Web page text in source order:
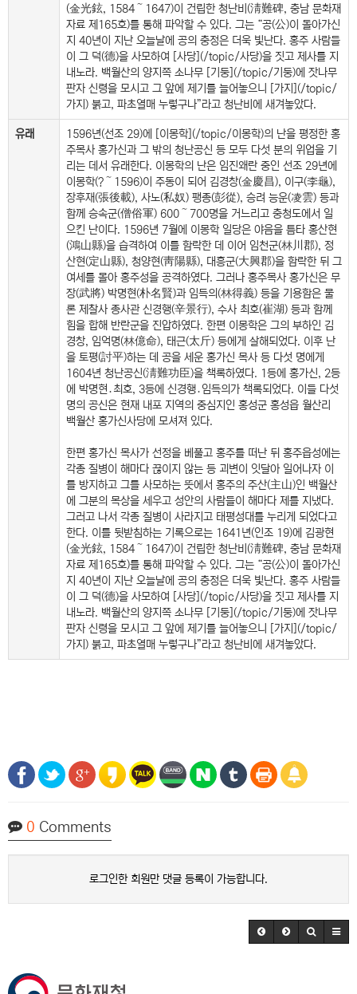
(金光鉉, 1584～1647)이 건립한 청난비(淸難碑, 충남 문화재
자료 제165호)를 통해 파악할 수 있다. 그는 “공(公)이 돌아가신
지 40년이 지난 오늘날에 공의 충정은 더욱 빛난다. 홍주 사람들
이 그 덕(德)을 사모하여 [사당](/topic/사당)을 짓고 제사를 지
내노라. 백월산의 양지쪽 소나무 [기둥](/topic/기둥)에 잣나무
판자 신령을 모시고 그 앞에 제기를 늘어놓으니 [가지](/topic/
가지) 붉고, 파초열매 누렇구나”라고 청난비에 새겨놓았다.
유래
1596년(선조 29)에 [이몽학](/topic/이몽학)의 난을 평정한 홍
주목사 홍가신과 그 밖의 청난공신 등 모두 다섯 분의 위업을 기
리는 데서 유래한다. 이몽학의 난은 임진왜란 중인 선조 29년에
이몽학(?～1596)이 주동이 되어 김경창(金慶昌), 이구(李龜),
장후재(張後載), 사노(私奴) 팽종(彭從), 승려 능운(凌雲) 등과
함께 승속군(僧俗軍) 600～700명을 거느리고 충청도에서 일
으킨 난이다. 1596년 7월에 이몽학 일당은 야음을 틈타 홍산현
(鴻山縣)을 습격하여 이를 함락한 데 이어 임천군(林川郡), 정
산현(定山縣), 청양현(靑陽縣), 대흥군(大興郡)을 함락한 뒤 그
여세를 몰아 홍주성을 공격하였다. 그러나 홍주목사 홍가신은 무
장(武將) 박명현(朴名賢)과 임득의(林得義) 등을 기용함은 물
론 제찰사 종사관 신경행(辛景行), 수사 최호(崔湖) 등과 함께
힘을 합해 반란군을 진압하였다. 한편 이몽학은 그의 부하인 김
경창, 임억명(林億命), 태근(太斤) 등에게 살해되었다. 이후 난
을 토평(討平)하는 데 공을 세운 홍가신 목사 등 다섯 명에게
1604년 청난공신(淸難功臣)을 책록하였다. 1등에 홍가신, 2등
에 박명현․최호, 3등에 신경행․임득의가 책록되었다. 이들 다섯
명의 공신은 현재 내포 지역의 중심지인 홍성군 홍성읍 월산리
백월산 홍가신사당에 모셔져 있다.
한편 홍가신 목사가 선정을 베풀고 홍주를 떠난 뒤 홍주읍성에는
각종 질병이 해마다 끊이지 않는 등 괴변이 잇달아 일어나자 이
를 방지하고 그를 사모하는 뜻에서 홍주의 주산(主山)인 백월산
에 그분의 목상을 세우고 성안의 사람들이 해마다 제를 지냈다.
그러고 나서 각종 질병이 사라지고 태평성대를 누리게 되었다고
한다. 이를 뒷받침하는 기록으로는 1641년(인조 19)에 김광현
(金光鉉, 1584～1647)이 건립한 청난비(淸難碑, 충남 문화재
자료 제165호)를 통해 파악할 수 있다. 그는 “공(公)이 돌아가신
지 40년이 지난 오늘날에 공의 충정은 더욱 빛난다. 홍주 사람들
이 그 덕(德)을 사모하여 [사당](/topic/사당)을 짓고 제사를 지
내노라. 백월산의 양지쪽 소나무 [기둥](/topic/기둥)에 잣나무
판자 신령을 모시고 그 앞에 제기를 늘어놓으니 [가지](/topic/
가지) 붉고, 파초열매 누렇구나”라고 청난비에 새겨놓았다.
0 Comments
로그인한 회원만 댓글 등록이 가능합니다.